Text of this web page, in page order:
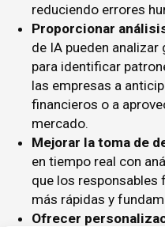
reduciendo errores
Proporcionar
de IA pueden
para identificar
las empresas a
financieros o a
mercado.
Mejorar la toma de
en tiempo real con
que los responsables
más rápidas y
Ofrecer